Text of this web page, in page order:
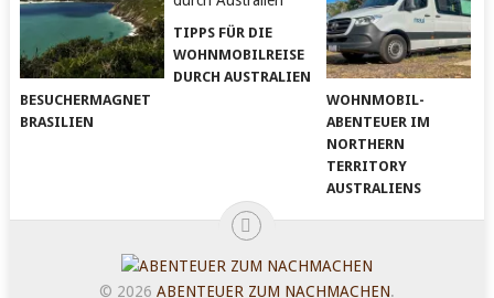
BESUCHERMAGNET
BRASILIEN
TIPPS FÜR DIE
WOHNMOBILREISE
DURCH AUSTRALIEN
WOHNMOBIL-
ABENTEUER IM
NORTHERN
TERRITORY
AUSTRALIENS
© 2026 ABENTEUER ZUM NACHMACHEN.